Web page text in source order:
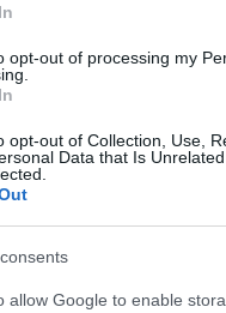
opt-out of processing my
opt-out of Collection, Use,
Data that Is
allow Google to enable
rilascio in tre fasi,
con
alla ricerca di
tutti gli
di